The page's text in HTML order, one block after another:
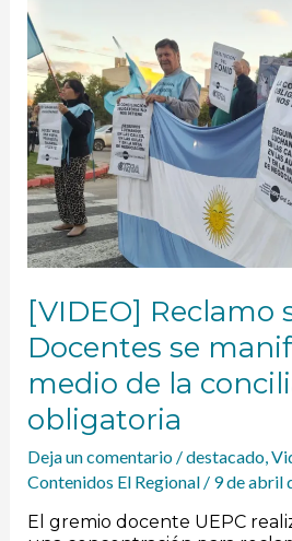
[VIDEO] Reclamo
Docentes se
medio de la
obligatoria
Deja un comentario /destacado,
Contenidos El Regional / 9 de abril
El gremio docente UEPC
salarial:
Docentes
se
manifestaron
en
medio
de
la
conciliación
obligatoria